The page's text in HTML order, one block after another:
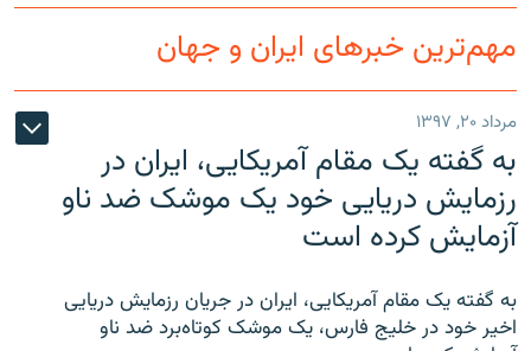
مهم‌ترین خبرهای ایران و جهان
مرداد ۲۰, ۱۳۹۷
به گفته یک مقام آمریکایی، ایران در
رزمایش دریایی خود یک موشک ضد ناو
آزمایش کرده است
به گفته یک مقام آمریکایی، ایران در جریان رزمایش دریایی
اخیر خود در خلیج فارس، یک موشک کوتاه‌برد ضد ناو